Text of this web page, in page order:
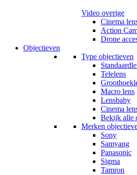
Video overige
Cinema
Action
Drone
Objectieven
Type objectieven
Telelens
Macro lens
Lensbaby
Cinema
Bekijk alle
Merken
Sony
Samyang
Panasonic
Sigma
Tamron